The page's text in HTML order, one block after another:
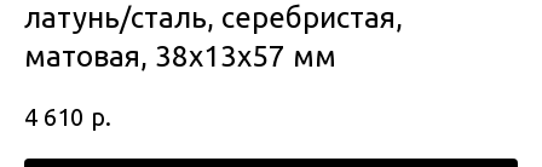
латунь/сталь, серебристая,
матовая, 38x13x57 мм
4 610 р.